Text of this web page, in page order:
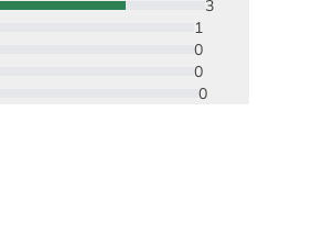
3
1
0
0
0